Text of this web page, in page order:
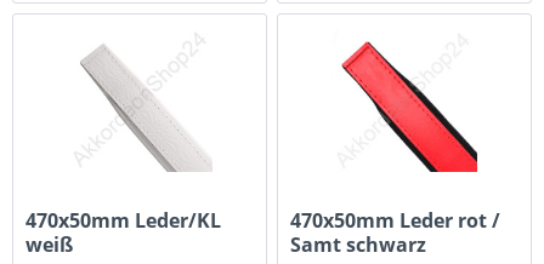
470x50mm Leder/KL
weiß
470x50mm Leder rot /
Samt schwarz